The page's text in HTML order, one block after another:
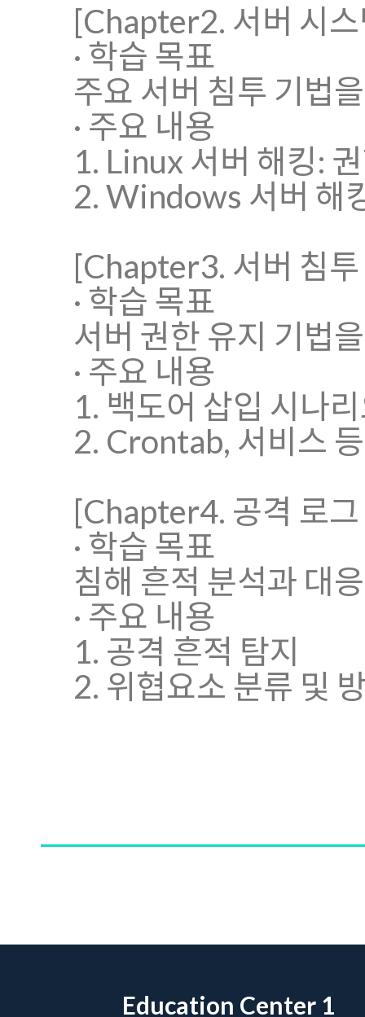
[Chapter2. 서버 시
· 학습 목표
주요 서버 침투 기법
· 주요 내용
1. Linux 서버 해킹:
2. Windows 서버 해
[Chapter3. 서버 침
· 학습 목표
서버 권한 유지 기법
· 주요 내용
1. 백도어 삽입 시나
2. Crontab, 서비스
[Chapter4. 공격 로
· 학습 목표
침해 흔적 분석과 대
· 주요 내용
1. 공격 흔적 탐지
2. 위협요소 분류 및
Education Center 1